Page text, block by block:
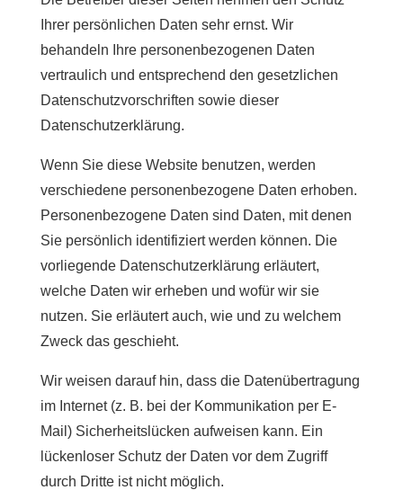
Ihrer persönlichen Daten sehr ernst. Wir
behandeln Ihre personenbezogenen Daten
vertraulich und entsprechend den gesetzlichen
Datenschutzvorschriften sowie dieser
Datenschutzerklärung.
Wenn Sie diese Website benutzen, werden
verschiedene personenbezogene Daten erhoben.
Personenbezogene Daten sind Daten, mit denen
Sie persönlich identifiziert werden können. Die
vorliegende Datenschutzerklärung erläutert,
welche Daten wir erheben und wofür wir sie
nutzen. Sie erläutert auch, wie und zu welchem
Zweck das geschieht.
Wir weisen darauf hin, dass die Datenübertragung
im Internet (z. B. bei der Kommunikation per E-
Mail) Sicherheitslücken aufweisen kann. Ein
lückenloser Schutz der Daten vor dem Zugriff
durch Dritte ist nicht möglich.